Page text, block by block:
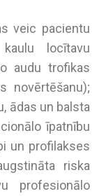
veic pacientu
locītavu
audu trofikas
novērtēšanu);
ādas un balsta
īpatnību
un profilakses
riska
profesionālo